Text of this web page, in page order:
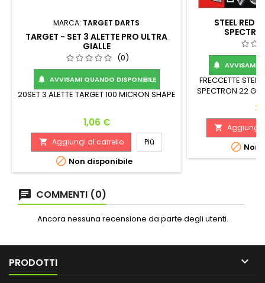
MARCA: TARGET DARTS
TARGET - SET 3 ALETTE PRO ULTRA
GIALLE
(0)
 AVVISAMI QUANDO DISPONIBILE
20SET 3 ALETTE TARGET 100 MICRON SHAPE
Prezzo
1,06 €
 Aggiungi al carrello Più
 Non disponibile
STEEL RED
 AVVISAMI
FRECCETTE
SPECTRON 22
G.
 Aggiungi
 Non
COMMENTI (0)
Ancora nessuna recensione da parte degli utenti.
PRODOTTI 